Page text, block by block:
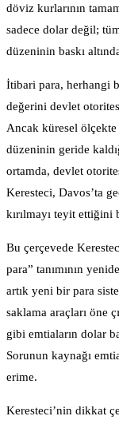
döviz kurlarının
sadece dolar değil;
düzeninin baskı
İtibari para, herhangi
değerini devlet
Ancak küresel
düzeninin geride
ortamda, devlet
Keresteci, Davos’ta
kırılmayı teyit ettiğini
Bu çerçevede
para” tanımının
artık yeni bir para
saklama araçları öne
gibi emtiaların dolar
Sorunun kaynağı
erime.
Keresteci’nin dikkat